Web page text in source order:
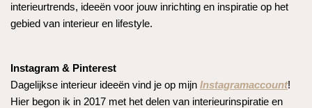
interieurtrends, ideeën voor jouw inrichting en inspiratie op het
gebied van interieur en lifestyle.
Instagram & Pinterest
Dagelijkse interieur ideeën vind je op mijn Instagramaccount!
Hier begon ik in 2017 met het delen van interieurinspiratie en